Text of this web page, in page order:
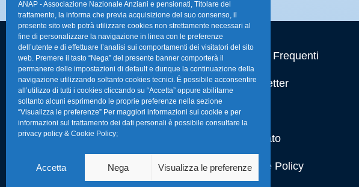
ANAP - Associazione Nazionale Anziani e pensionati, Titolare del
trattamento, la informa che previa acquisizione del suo consenso, il
presente sito web potrà utilizzare cookies non strettamente necessari al
fine di personalizzare la navigazione in linea con le preferenze
dell’utente e di effettuare l’analisi sui comportamenti dei visitatori del sito
web. Premere il tasto “Nega” del presente banner comporterà il
permanere delle impostazioni di default e dunque la continuazione della
navigazione utilizzando soltanto cookies tecnici. È possibile acconsentire
all’utilizzo di tutti i cookies cliccando su “Accetta” oppure abilitarne
soltanto alcuni esprimendo le proprie preferenze nella sezione
“Visualizza le preferenze” Per maggiori informazioni sui cookie e per
informazioni sul trattamento dei dati personali è possibile consultare la
privacy policy & Cookie Policy;
Accetta Nega Visualizza le preferenze
Sede Nazionale Anap Confartigianato:
Indirizzo: Via S. Giovanni in Laterano,
152 – 00184 Roma RM
Telefono: 0670374202
E-mail: anap@confartigianato.it
FAQ – Domande Frequenti
La nostra Newsletter
Link Utili
TG Confartigianato
Privacy & Cookie Policy